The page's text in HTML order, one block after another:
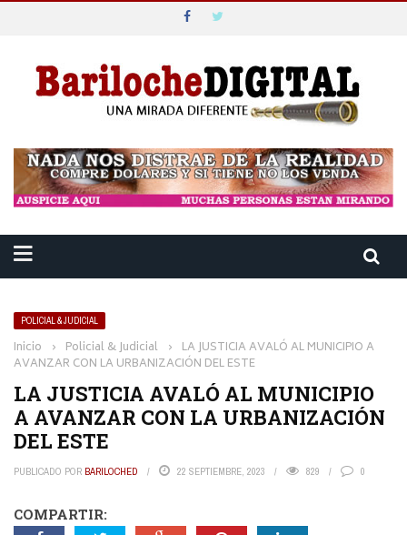
POLICIAL & JUDICIAL
Inicio › Policial & Judicial › LA JUSTICIA AVALÓ AL MUNICIPIO A
AVANZAR CON LA URBANIZACIÓN DEL ESTE
LA JUSTICIA AVALÓ AL MUNICIPIO
A AVANZAR CON LA URBANIZACIÓN
DEL ESTE
PUBLICADO POR BARILOCHED 22 SEPTIEMBRE, 2023 829 0
COMPARTIR: